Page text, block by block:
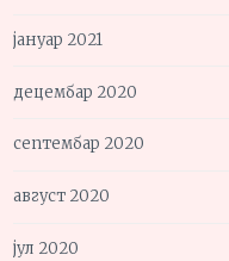
јануар 2021
децембар 2020
септембар 2020
август 2020
јул 2020